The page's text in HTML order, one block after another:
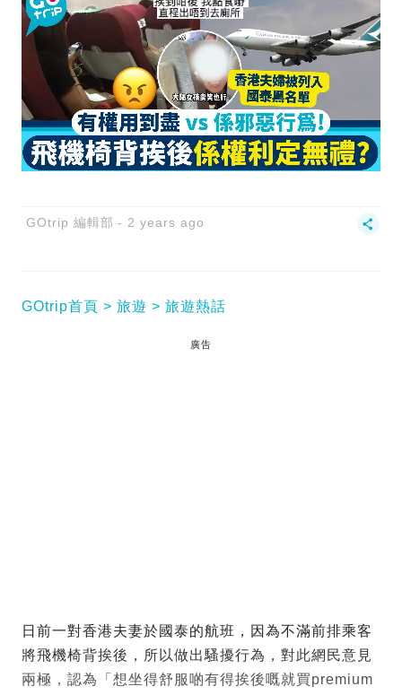
GOtrip 編輯部 2 years ago
GOtrip首頁 旅遊 旅遊熱話
廣告
日前一對香港夫妻於國泰的航班，因為不滿前排乘客
將飛機椅背挨後，所以做出騷擾行為，對此網民意見
兩極，認為「想坐得舒服啲有得挨後嘅就買premium